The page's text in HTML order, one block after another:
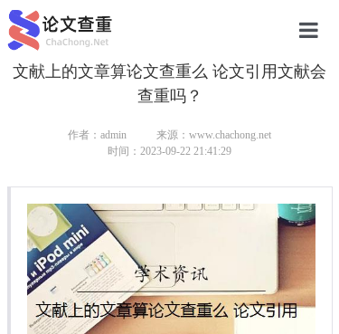
网站首页
本科论文
研究生论
博士论文
文献上的文章算论文查重么 论文引用文献会
查重吗？
作者：admin
来源：www.chachong.net
时间：2023-09-22 21:41:29